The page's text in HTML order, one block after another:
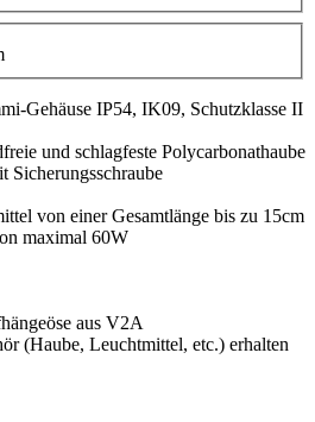
Gehäuse IP54, IK09, Schutzklasse II
und schlagfeste Polycarbonathaube
Sicherungsschraube
von einer Gesamtlänge bis zu 15cm
maximal 60W
aus V2A
(Haube, Leuchtmittel, etc.) erhalten